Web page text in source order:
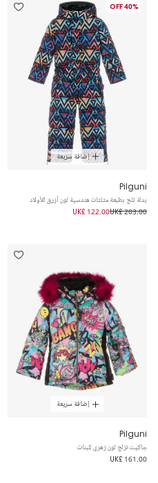
40% OFF
إضافة سريعة
Pilguni
بدلة ثلج بطبعة مثلثات هندسية لون أزرق للأولاد
UK£ 203.00
UK£ 122.00
إضافة سريعة
Pilguni
جاكيت تزلج لون زهري للبنات
UK£ 161.00